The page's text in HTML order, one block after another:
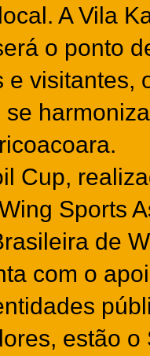
A Vila
o ponto
e visitantes,
Cup,
Sports
de
com o
estão o